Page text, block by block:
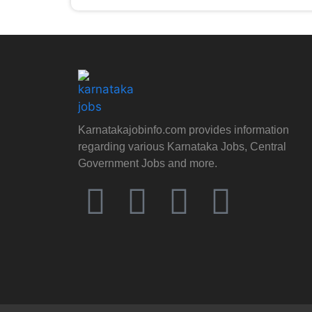
Karnatakajobinfo.com provides information
regarding various Karnataka Jobs, Central
Government Jobs and more.